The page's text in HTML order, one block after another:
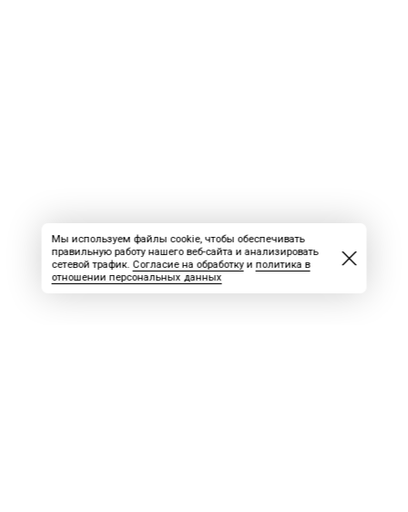
Мы используем файлы cookie, чтобы обеспечивать
правильную работу нашего веб-сайта и анализировать
сетевой трафик. Согласие на обработкуи политика в
отношении персональных данных